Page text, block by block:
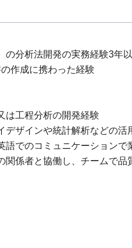
の分析法開発の実務経験3年
作成に携わった経験
は工程分析の開発経験
デザインや統計解析などの活
語でのコミュニケーションで
関係者と協働し、チームで